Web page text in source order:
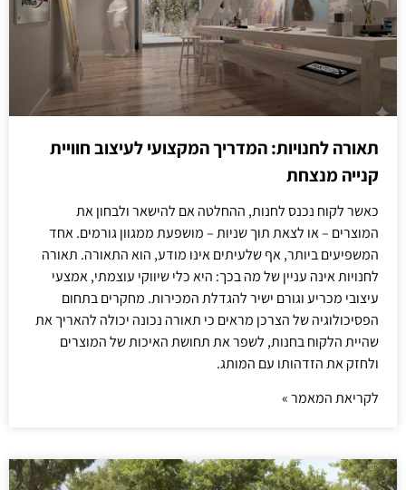
תאורה לחנויות: המדריך המקצועי לעיצוב חוויית
קנייה מנצחת
כאשר לקוח נכנס לחנות, ההחלטה אם להישאר ולבחון את
המוצרים – או לצאת תוך שניות – מושפעת ממגוון גורמים. אחד
המשפיעים ביותר, אף שלעיתים אינו מודע, הוא התאורה. תאורה
לחנויות אינה עניין של מה בכך: היא כלי שיווקי עוצמתי, אמצעי
עיצובי מכריע וגורם ישיר להגדלת המכירות. מחקרים בתחום
הפסיכולוגיה של הצרכן מראים כי תאורה נכונה יכולה להאריך את
שהיית הלקוח בחנות, לשפר את תחושת האיכות של המוצרים
ולחזק את הזדהותו עם המותג.
לקריאת המאמר »